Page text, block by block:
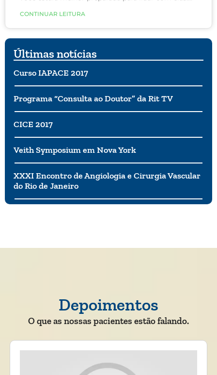
possam parecer semelhantes, uma diferença clara é
como eles afetam o seu corpo.
CONTINUAR LEITURA
Últimas notícias
Curso IAPACE 2017
Programa “Consulta ao Doutor” da Rit TV
CICE 2017
Veith Symposium em Nova York
XXXI Encontro de Angiologia e Cirurgia Vascular
do Rio de Janeiro
Depoimentos
O que as nossas pacientes estão falando.